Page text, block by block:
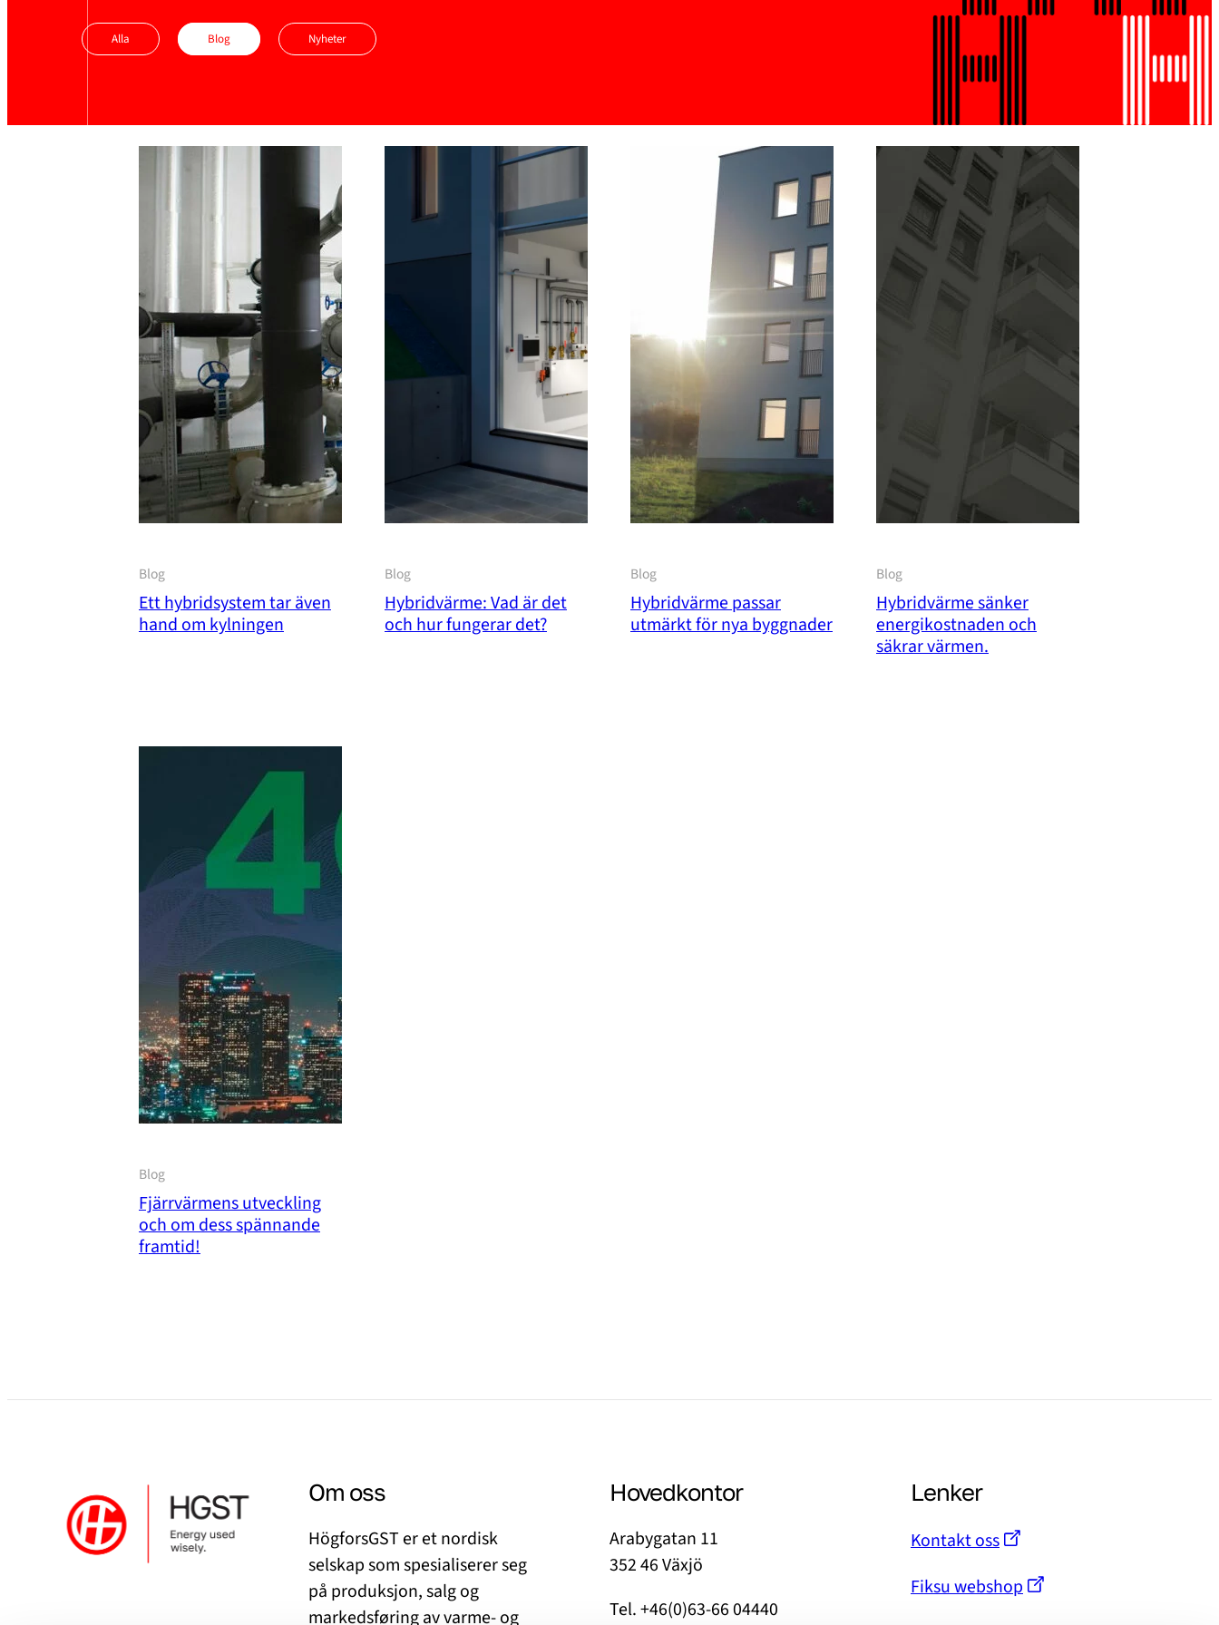
Alla Blog Nyheter
Blog
Ett hybridsystem tar även
hand om kylningen
Blog
Hybridvärme: Vad är det
och hur fungerar det?
Blog
Hybridvärme passar
utmärkt för nya byggnader
Blog
Hybridvärme sänker
energikostnaden och
säkrar värmen.
Blog
Fjärrvärmens utveckling
och om dess spännande
framtid!
Om oss
HögforsGST er et nordisk
selskap som spesialiserer seg
på produksjon, salg og
markedsføring av varme- og
Hovedkontor
Arabygatan 11
352 46 Växjö
Tel. +46(0)63-66 04440
Lenker
Kontakt oss
Fiksu webshop